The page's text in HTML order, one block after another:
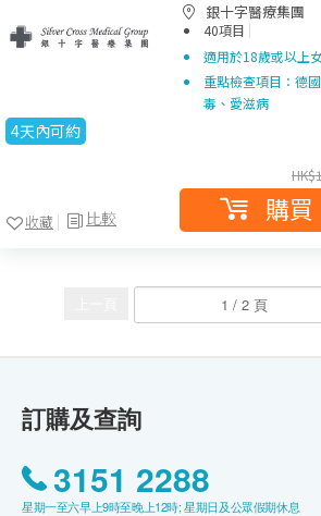
4天內可約
比較
收藏
銀十字醫療集團
40項目 |
適用於18歲或以上
重點檢查項目：德
毒、愛滋病
HK$
購買
訂購及查詢
3151 2288
星期一至六早上9時至晚上12時; 星期日及公眾假期休息